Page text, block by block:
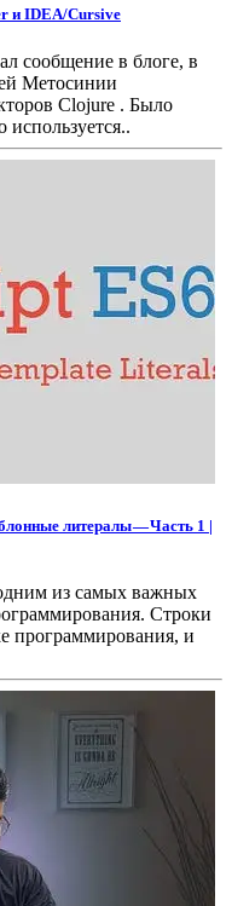
и IDEA/Cursive
сообщение в блоге, в
Метосинии
Clojure . Было
используется..
литералы — Часть 1 |
из самых важных
Строки
программирования, и